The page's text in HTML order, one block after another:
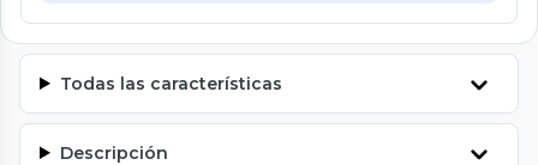
Todas las características
Descripción